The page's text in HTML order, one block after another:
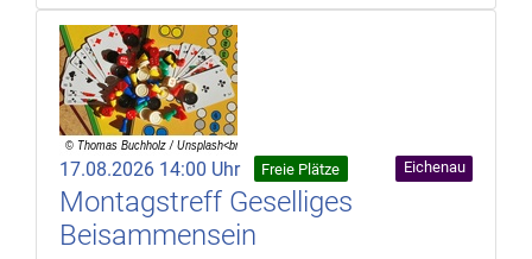
17.08.2026 14:00 Uhr Freie Plätze Eichenau
Montagstreff Geselliges
Beisammensein